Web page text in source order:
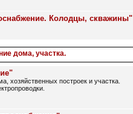
Колодцы, скважины"
дома, участка.
хозяйственных построек и участка.